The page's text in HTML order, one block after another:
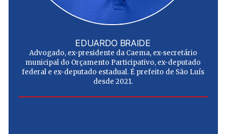
EDUARDO BRAIDE
Advogado, ex-presidente da Caema, ex-secretário
municipal do Orçamento Participativo, ex-deputado
federal e ex-deputado estadual. É prefeito de São Luís
desde 2021.